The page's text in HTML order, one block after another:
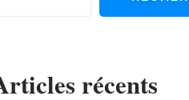
récents